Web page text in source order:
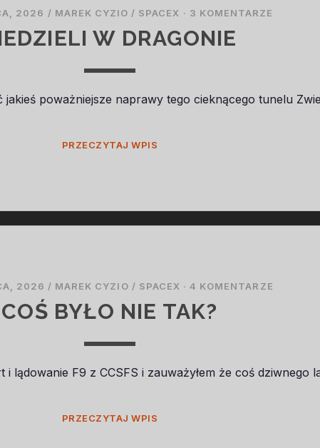
2026 / MAREK CYZIO / SPACEX · 3 KOMENTARZE
W DRAGONIE
jakieś poważniejsze naprawy tego cieknącego tunelu
PRZECZYTAJ WPIS
2026 / MAREK CYZIO / SPACEX ·4 KOMENTARZE
COŚ BYŁO NIE TAK?
i lądowanie F9 z CCSFS i zauważyłem że coś dziwnego
PRZECZYTAJ WPIS